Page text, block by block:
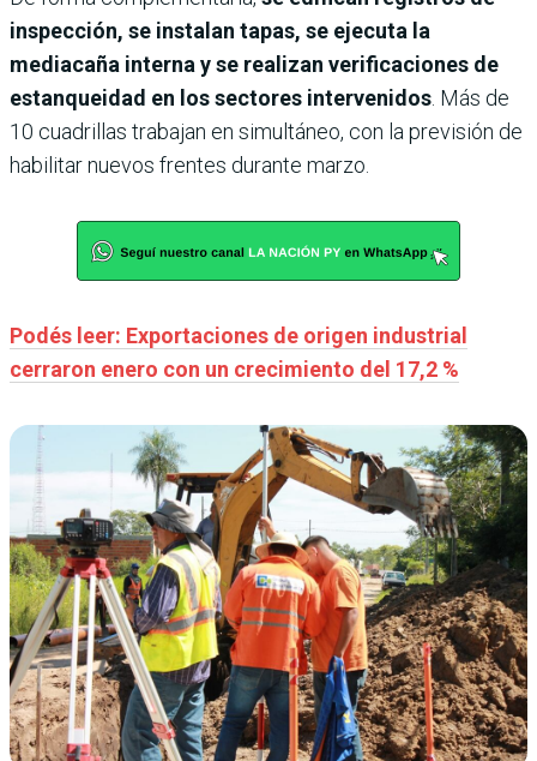
inspección, se instalan tapas, se ejecuta la
mediacaña interna y se realizan verificaciones de
estanqueidad en los sectores intervenidos . Más de
10 cuadrillas trabajan en simultáneo, con la previsión de
habilitar nuevos frentes durante marzo.
Podés leer: Exportaciones de origen industrial
cerraron enero con un crecimiento del 17,2 %